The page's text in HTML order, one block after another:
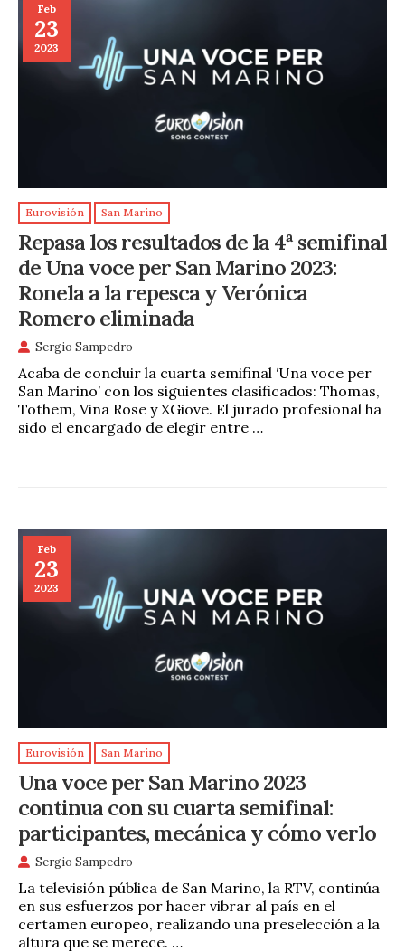
Feb
23
2023
Eurovisión San Marino
Repasa los resultados de la 4ª semifinal
de Una voce per San Marino 2023:
Ronela a la repesca y Verónica
Romero eliminada
Sergio Sampedro
Acaba de concluir la cuarta semifinal ‘Una voce per
San Marino’ con los siguientes clasificados: Thomas,
Tothem, Vina Rose y XGiove. El jurado profesional ha
sido el encargado de elegir entre …
Feb
23
2023
Eurovisión San Marino
Una voce per San Marino 2023
continua con su cuarta semifinal:
participantes, mecánica y cómo verlo
Sergio Sampedro
La televisión pública de San Marino, la RTV, continúa
en sus esfuerzos por hacer vibrar al país en el
certamen europeo, realizando una preselección a la
altura que se merece. …